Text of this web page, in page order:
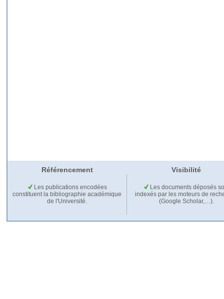
Référencement Visibilité
Les publications encodées
constituent la bibliographie académique
de l'Université.
Les documents déposés
indexés par les moteurs de
(Google Scholar,…).